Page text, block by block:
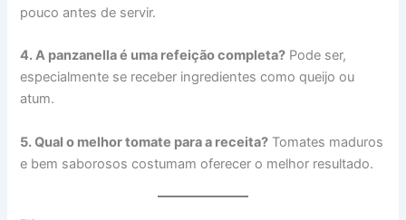
pouco antes de servir.
4. A panzanella é uma refeição completa? Pode ser,
especialmente se receber ingredientes como queijo ou
atum.
5. Qual o melhor tomate para a receita? Tomates maduros
e bem saborosos costumam oferecer o melhor resultado.